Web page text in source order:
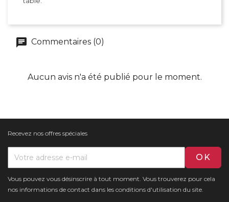
Commentaires (0)
Aucun avis n'a été publié pour le moment.
Recevez nos offres spéciales
Vous pouvez vous désinscrire à tout moment. Vous trouverez pour cela
nos informations de contact dans les conditions d'utilisation du site.